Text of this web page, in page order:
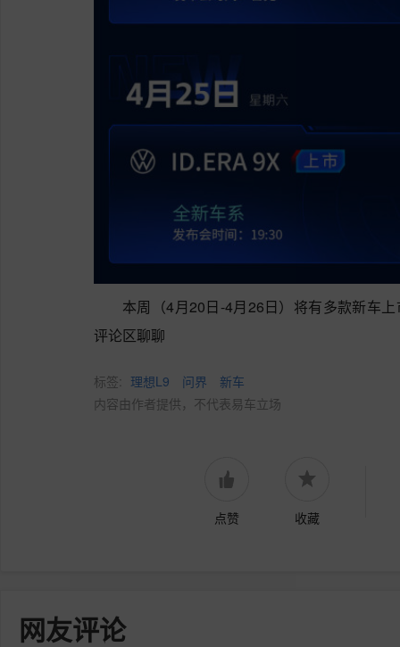
本周（4月20日-4月26日）将有多款新车
评论区聊聊
标签: 理想L9 问界
新车
内容由作者提供，不代表易车立场
点赞 收藏
网友评论